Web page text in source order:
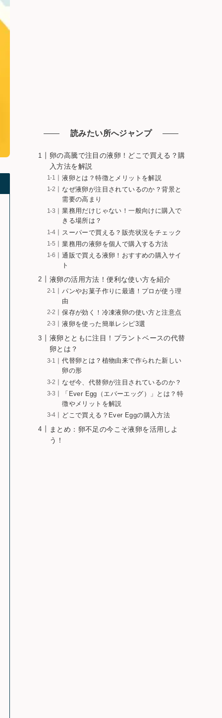
読みたい所へジャンプ
卵の高騰で注目の液卵！どこで買える？購
入方法を解説
液卵とは？特徴とメリットを解説
なぜ液卵が注目されているのか？背景と
需要の高まり
業務用だけじゃない！一般向けに購入で
きる場所は？
スーパーで買える？販売状況をチェック
業務用の液卵を個人で購入する方法
通販で買える液卵！おすすめの購入サイ
ト
液卵の活用方法！便利な使い方を紹介
パンやお菓子作りに最適！プロが使う理
由
保存が効く！冷凍液卵の使い方と注意点
液卵を使った簡単レシピ3選
液卵とともに注目！プラントベースの代替
卵とは？
代替卵とは？植物由来で作られた新しい
卵の形
なぜ今、代替卵が注目されているのか？
「Ever Egg（エバーエッグ）」とは？特
徴やメリットを解説
どこで買える？Ever Eggの購入方法
まとめ：卵不足の今こそ液卵を活用しよ
う！